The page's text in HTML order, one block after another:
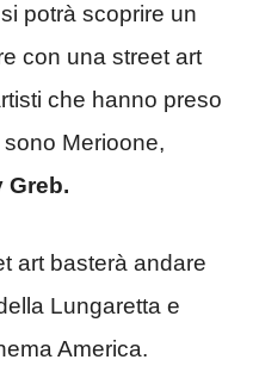
potrà scoprire un
con una street art
che hanno preso
Merioone,
Greb.
art basterà andare
Lungaretta e
America.